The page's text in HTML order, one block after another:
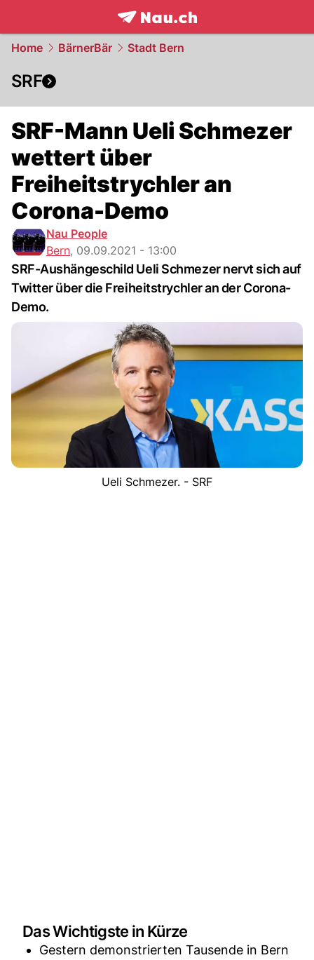
frontpage.NAU.ch
Home BärnerBär Stadt Bern
SRF
SRF-Mann Ueli Schmezer
wettert über
Freiheitstrychler an
Corona-Demo
Nau People
Bern, 09.09.2021 - 13:00
SRF-Aushängeschild Ueli Schmezer nervt sich auf
Twitter über die Freiheitstrychler an der Corona-
Demo.
Ueli Schmezer. - SRF
Das Wichtigste in Kürze
Gestern demonstrierten Tausende in Bern